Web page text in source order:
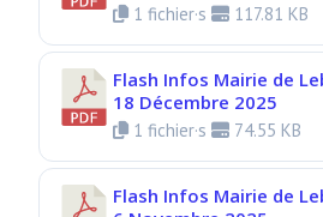
1 fichier·s 117.81 KB
Flash Infos Mairie de
18 Décembre 2025
1 fichier·s 74.55 KB
Flash Infos Mairie de